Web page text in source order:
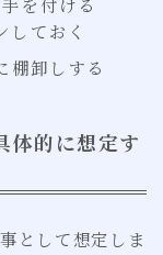
ておく
棚卸しする
体的に想定す
として想定しま